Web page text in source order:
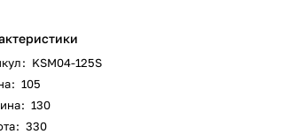
: KSM04-125S
: 105
: 130
: 330
только
банка